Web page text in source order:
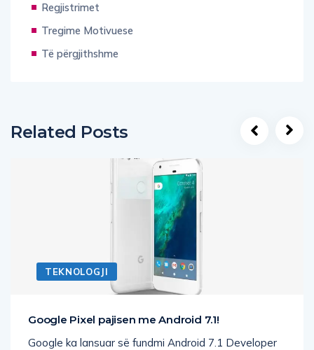
Regjistrimet
Tregime Motivuese
Të përgjithshme
Related Posts
TEKNOLOGJI
Google Pixel pajisen me Android 7.1!
Google ka lansuar së fundmi Android 7.1 Developer